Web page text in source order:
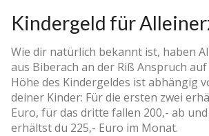
Kindergeld für
Wie dir natürlich bekannt ist, haben
aus Biberach an der Riß Anspruch
Höhe des Kindergeldes ist abhängig
deiner Kinder: Für die ersten zwei
Euro, für das dritte fallen 200,- ab
erhältst du 225,- Euro im Monat.